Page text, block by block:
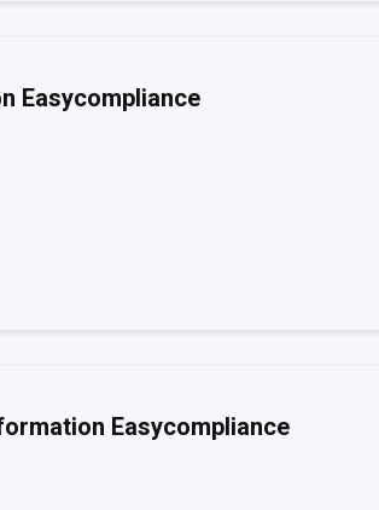
Easycompliance
Easycompliance